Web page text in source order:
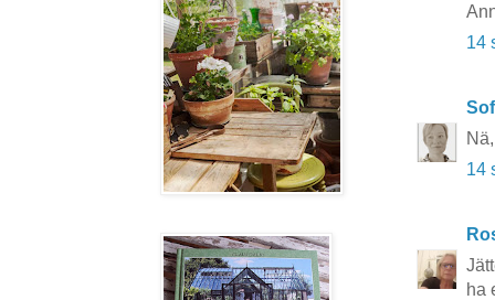
14
14
ha